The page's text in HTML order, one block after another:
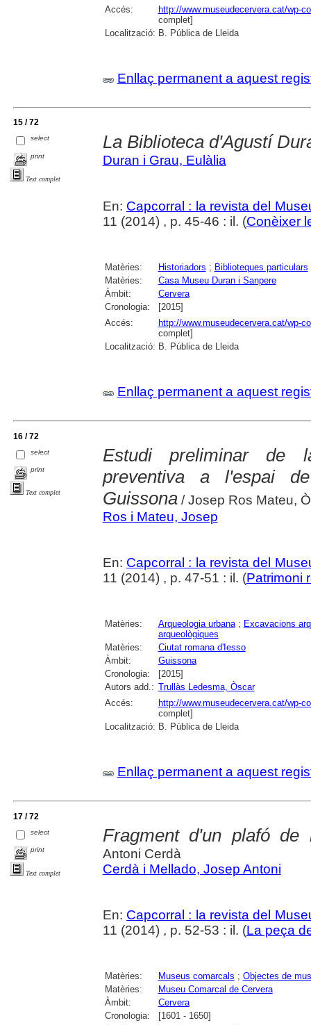
Accés:
http://www.museudecervera.cat/wp-
complet]
Localització: B. Pública de Lleida
Enllaç permanent a aquest
15 / 72
select
print
Text complet
La Biblioteca d'Agustí
Duran i Grau, Eulàlia
En: Capcorral : la revista del
11 (2014) , p. 45-46 : il. (Conèixer
Matèries: Historiadors ; Biblioteques particulars
Matèries:
Casa Museu Duran i Sanpere
Àmbit:
Cervera
Cronologia:
[2015]
Accés:
http://www.museudecervera.cat/wp-
complet]
Localització: B. Pública de Lleida
Enllaç permanent a aquest
16 / 72
select
print
Text complet
Estudi preliminar de
preventiva a l'espai
Guissona/ Josep Ros Mateu,
Ros i Mateu, Josep
En: Capcorral : la revista del
11 (2014) , p. 47-51 : il. (Patrimoni
Matèries: Arqueologia urbana; Excavacions
arqueològiques
Matèries:
Ciutat romana d'Iesso
Àmbit:
Guissona
Cronologia:
[2015]
Autors add.: Trullàs Ledesma, Òscar
Accés:
http://www.museudecervera.cat/wp-
complet]
Localització: B. Pública de Lleida
Enllaç permanent a aquest
17 / 72
select
print
Text complet
Fragment d'un plafó de
Antoni Cerdà
Cerdà i Mellado, Josep Antoni
En: Capcorral : la revista del
11 (2014) , p. 52-53 : il. (La peça
Matèries: Museus comarcals ; Objectes de
Matèries:
Museu Comarcal de Cervera
Àmbit:
Cervera
Cronologia:
[1601 - 1650]